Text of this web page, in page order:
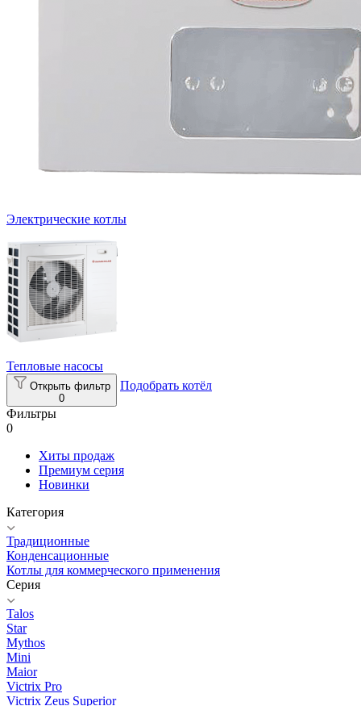
Электрические котлы
Тепловые насосы
Открыть фильтр
0
Подобрать котёл
Фильтры
0
Хиты продаж
Премиум серия
Новинки
Категория
Традиционные
Конденсационные
Котлы для коммерческого применения
Серия
Talos
Star
Mythos
Mini
Maior
Victrix Pro
Victrix Zeus Superior